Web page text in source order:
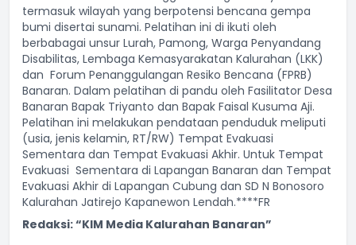
termasuk wilayah yang berpotensi bencana gempa
bumi disertai sunami. Pelatihan ini di ikuti oleh
berbabagai unsur Lurah, Pamong, Warga Penyandang
Disabilitas, Lembaga Kemasyarakatan Kalurahan (LKK)
dan Forum Penanggulangan Resiko Bencana (FPRB)
Banaran. Dalam pelatihan di pandu oleh Fasilitator Desa
Banaran Bapak Triyanto dan Bapak Faisal Kusuma Aji.
Pelatihan ini melakukan pendataan penduduk meliputi
(usia, jenis kelamin, RT/RW) Tempat Evakuasi
Sementara dan Tempat Evakuasi Akhir. Untuk Tempat
Evakuasi Sementara di Lapangan Banaran dan Tempat
Evakuasi Akhir di Lapangan Cubung dan SD N Bonosoro
Kalurahan Jatirejo Kapanewon Lendah.****FR
Redaksi: “KIM Media Kalurahan Banaran”